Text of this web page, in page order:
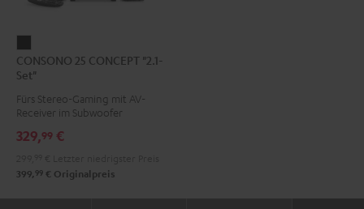
25
CONCEPT
"2.1-
Set"
Schwarz
CONSONO 25 CONCEPT "2.1-
Set"
Fürs Stereo-Gaming mit AV-
Receiver im Subwoofer
329,99 €
399, 99 € Originalpreis